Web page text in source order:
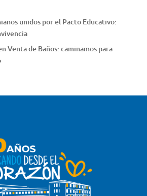
unidos por el Pacto Educativo:
Venta de Baños: caminamos para